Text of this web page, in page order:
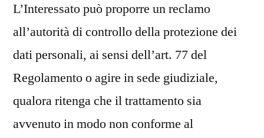
L’Interessato può proporre un reclamo
all’autorità di controllo della protezione dei
dati personali, ai sensi dell’art. 77 del
Regolamento o agire in sede giudiziale,
qualora ritenga che il trattamento sia
avvenuto in modo non conforme al